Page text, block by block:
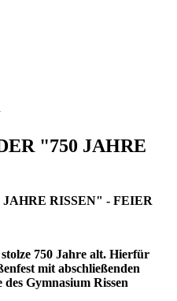
"750 JAHRE
RISSEN" - FEIER
750 Jahre alt. Hierfür
mit abschließenden
Gymnasium Rissen